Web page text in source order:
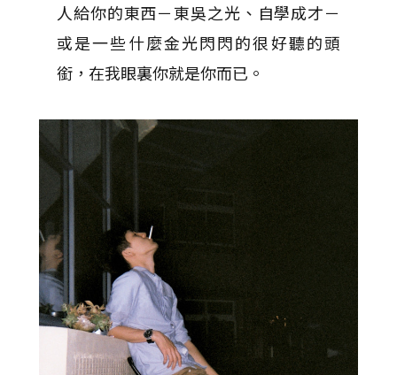
人給你的東西－東吳之光、自學成才－
或是一些什麼金光閃閃的很好聽的頭
銜，在我眼裏你就是你而已。